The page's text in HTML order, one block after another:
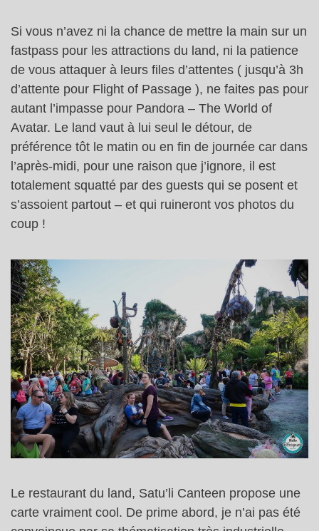
Si vous n’avez ni la chance de mettre la main sur un
fastpass pour les attractions du land, ni la patience
de vous attaquer à leurs files d’attentes ( jusqu’à 3h
d’attente pour Flight of Passage ), ne faites pas pour
autant l’impasse pour Pandora – The World of
Avatar. Le land vaut à lui seul le détour, de
préférence tôt le matin ou en fin de journée car dans
l’après-midi, pour une raison que j’ignore, il est
totalement squatté par des guests qui se posent et
s’assoient partout – et qui ruineront vos photos du
coup !
Le restaurant du land, Satu’li Canteen propose une
carte vraiment cool. De prime abord, je n’ai pas été